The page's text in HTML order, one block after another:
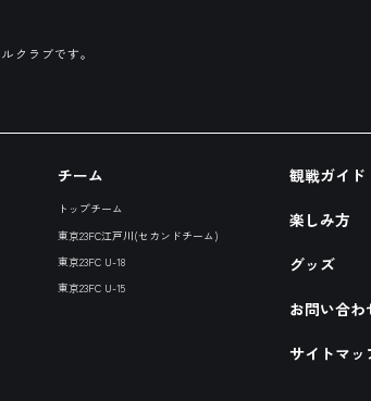
クラブです。
チーム
トップチーム
東京23FC江戸川(セカンドチーム)
東京23FC U-18
東京23FC U-15
観戦ガイド
楽しみ方
グッズ
お問い合わ
サイトマッ